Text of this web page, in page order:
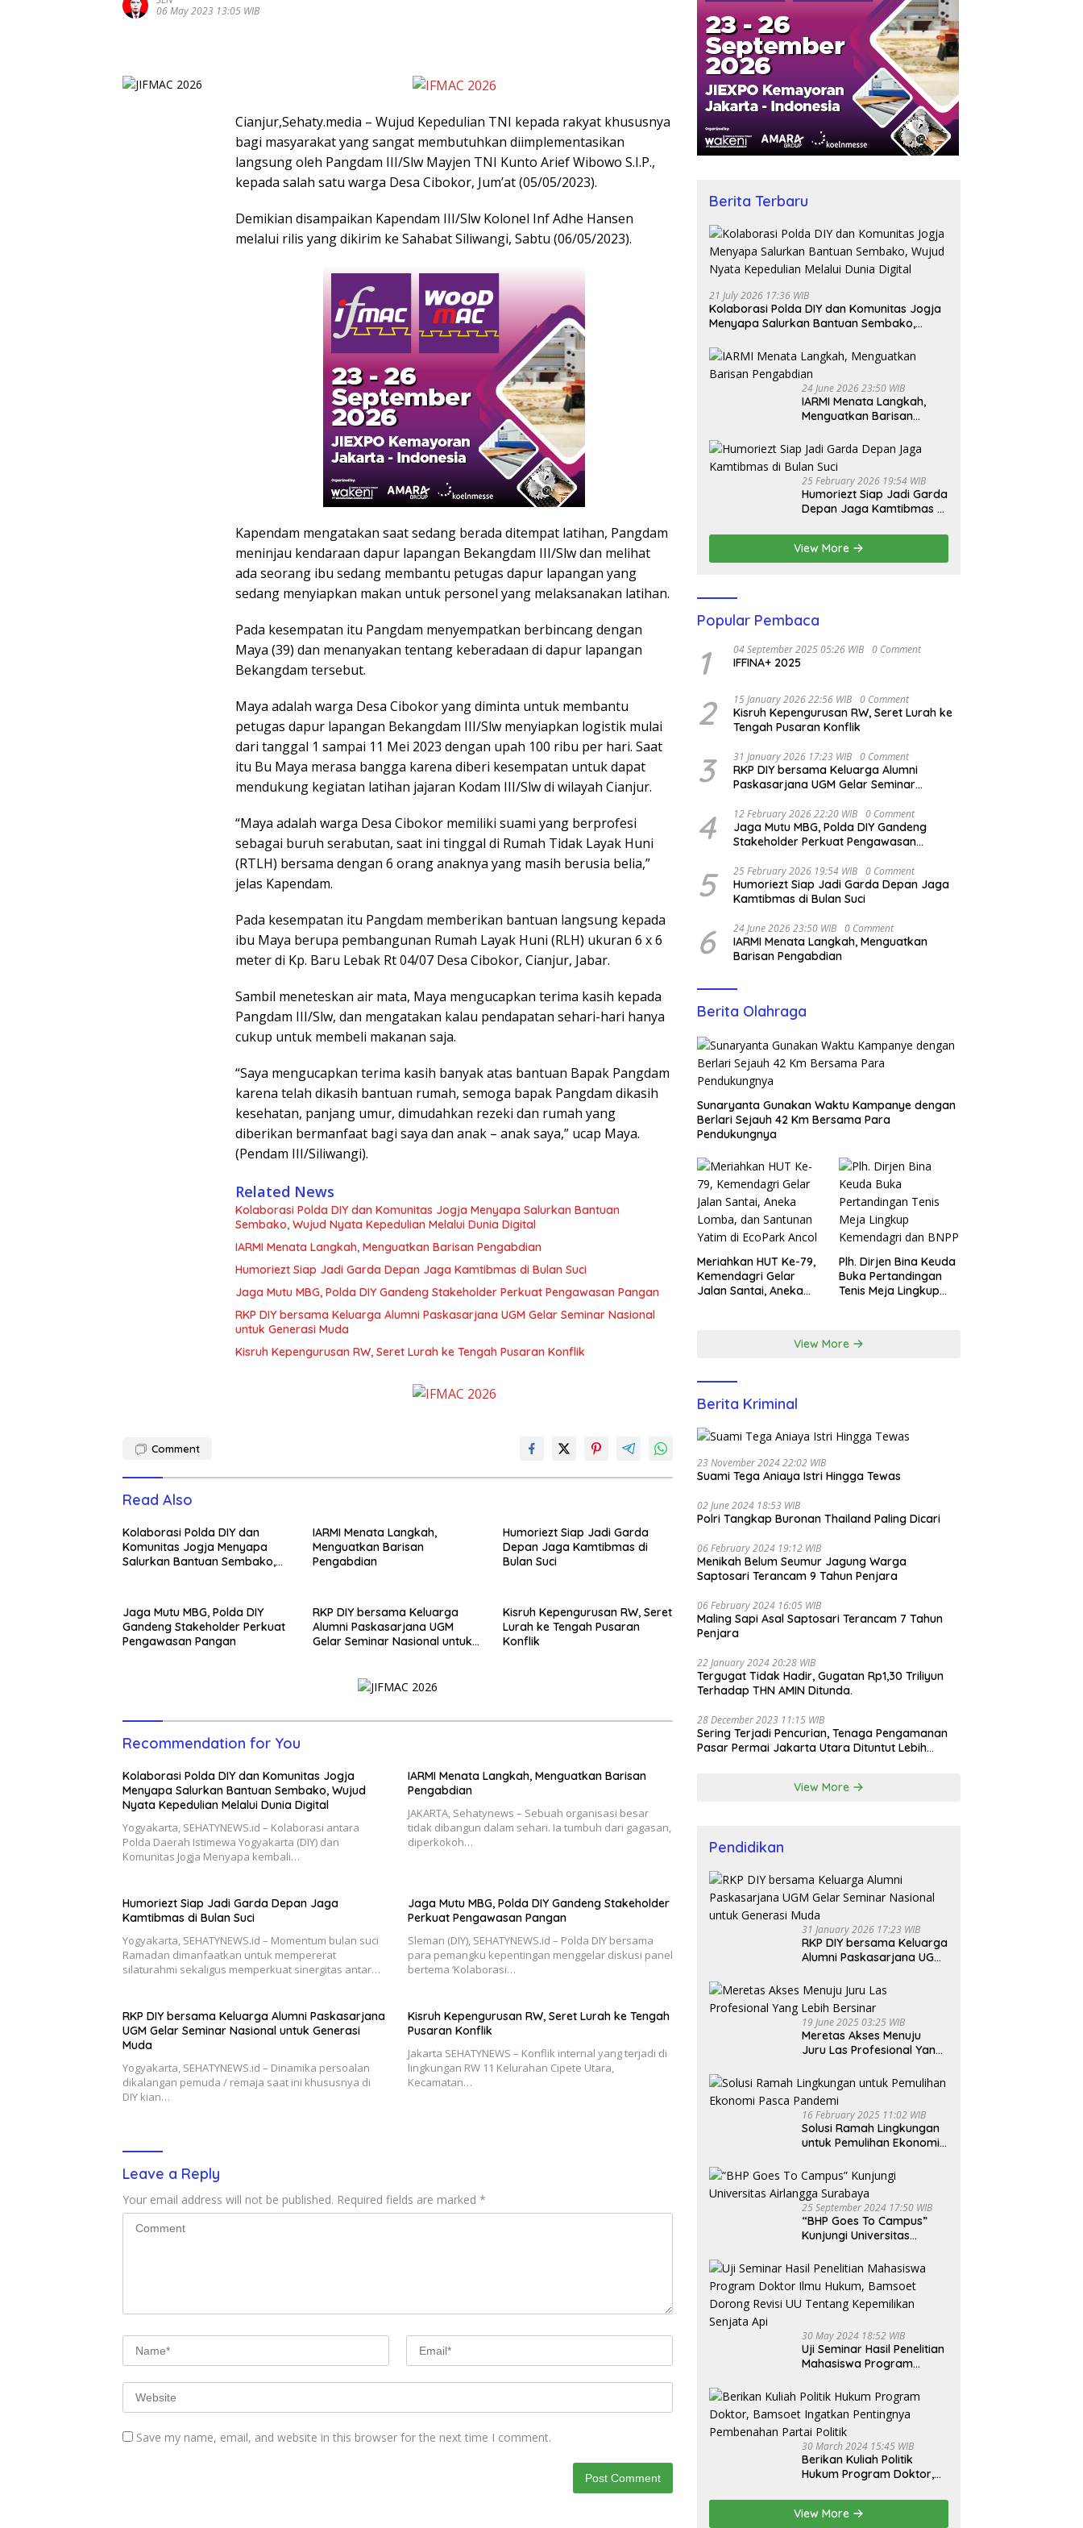
06 May 2023 13:05 WIB
Cianjur,Sehaty.media – Wujud Kepedulian TNI kepada rakyat khususnya
bagi masyarakat yang sangat membutuhkan diimplementasikan
langsung oleh Pangdam III/Slw Mayjen TNI Kunto Arief Wibowo S.I.P.,
kepada salah satu warga Desa Cibokor, Jum’at (05/05/2023).
Demikian disampaikan Kapendam III/Slw Kolonel Inf Adhe Hansen
melalui rilis yang dikirim ke Sahabat Siliwangi, Sabtu (06/05/2023).
Kapendam mengatakan saat sedang berada ditempat latihan, Pangdam
meninjau kendaraan dapur lapangan Bekangdam III/Slw dan melihat
ada seorang ibu sedang membantu petugas dapur lapangan yang
sedang menyiapkan makan untuk personel yang melaksanakan latihan.
Pada kesempatan itu Pangdam menyempatkan berbincang dengan
Maya (39) dan menanyakan tentang keberadaan di dapur lapangan
Bekangdam tersebut.
Maya adalah warga Desa Cibokor yang diminta untuk membantu
petugas dapur lapangan Bekangdam III/Slw menyiapkan logistik mulai
dari tanggal 1 sampai 11 Mei 2023 dengan upah 100 ribu per hari. Saat
itu Bu Maya merasa bangga karena diberi kesempatan untuk dapat
mendukung kegiatan latihan jajaran Kodam III/Slw di wilayah Cianjur.
“Maya adalah warga Desa Cibokor memiliki suami yang berprofesi
sebagai buruh serabutan, saat ini tinggal di Rumah Tidak Layak Huni
(RTLH) bersama dengan 6 orang anaknya yang masih berusia belia,”
jelas Kapendam.
Pada kesempatan itu Pangdam memberikan bantuan langsung kepada
ibu Maya berupa pembangunan Rumah Layak Huni (RLH) ukuran 6 x 6
meter di Kp. Baru Lebak Rt 04/07 Desa Cibokor, Cianjur, Jabar.
Sambil meneteskan air mata, Maya mengucapkan terima kasih kepada
Pangdam III/Slw, dan mengatakan kalau pendapatan sehari-hari hanya
cukup untuk membeli makanan saja.
“Saya mengucapkan terima kasih banyak atas bantuan Bapak Pangdam
karena telah dikasih bantuan rumah, semoga bapak Pangdam dikasih
kesehatan, panjang umur, dimudahkan rezeki dan rumah yang
diberikan bermanfaat bagi saya dan anak – anak saya,” ucap Maya.
(Pendam III/Siliwangi).
Related News
Kolaborasi Polda DIY dan Komunitas Jogja Menyapa Salurkan Bantuan
Sembako, Wujud Nyata Kepedulian Melalui Dunia Digital
IARMI Menata Langkah, Menguatkan Barisan Pengabdian
Humoriezt Siap Jadi Garda Depan Jaga Kamtibmas di Bulan Suci
Jaga Mutu MBG, Polda DIY Gandeng Stakeholder Perkuat Pengawasan Pangan
RKP DIY bersama Keluarga Alumni Paskasarjana UGM Gelar Seminar Nasional
untuk Generasi Muda
Kisruh Kepengurusan RW, Seret Lurah ke Tengah Pusaran Konflik
Comment
Read Also
Kolaborasi Polda DIY dan
Komunitas Jogja Menyapa
Salurkan Bantuan Sembako,
IARMI Menata Langkah,
Menguatkan Barisan
Pengabdian
Humoriezt Siap Jadi Garda
Depan Jaga Kamtibmas di
Bulan Suci
Jaga Mutu MBG, Polda DIY
Gandeng Stakeholder Perkuat
Pengawasan Pangan
RKP DIY bersama Keluarga
Alumni Paskasarjana UGM
Gelar Seminar Nasional untuk
Kisruh Kepengurusan RW, Seret
Lurah ke Tengah Pusaran
Konflik
Recommendation for You
Kolaborasi Polda DIY dan Komunitas Jogja
Menyapa Salurkan Bantuan Sembako, Wujud
Nyata Kepedulian Melalui Dunia Digital
Yogyakarta, SEHATYNEWS.id – Kolaborasi antara
Polda Daerah Istimewa Yogyakarta (DIY) dan
Komunitas Jogja Menyapa kembali…
IARMI Menata Langkah, Menguatkan Barisan
Pengabdian
JAKARTA, Sehatynews – Sebuah organisasi besar
tidak dibangun dalam sehari. Ia tumbuh dari gagasan,
diperkokoh…
Humoriezt Siap Jadi Garda Depan Jaga
Kamtibmas di Bulan Suci
Yogyakarta, SEHATYNEWS.id – Momentum bulan suci
Ramadan dimanfaatkan untuk mempererat
silaturahmi sekaligus memperkuat sinergitas antar…
Jaga Mutu MBG, Polda DIY Gandeng Stakeholder
Perkuat Pengawasan Pangan
Sleman (DIY), SEHATYNEWS.id – Polda DIY bersama
para pemangku kepentingan menggelar diskusi panel
bertema ‘Kolaborasi…
RKP DIY bersama Keluarga Alumni Paskasarjana
UGM Gelar Seminar Nasional untuk Generasi
Muda
Yogyakarta, SEHATYNEWS.id – Dinamika persoalan
dikalangan pemuda / remaja saat ini khususnya di
DIY kian…
Kisruh Kepengurusan RW, Seret Lurah ke Tengah
Pusaran Konflik
Jakarta SEHATYNEWS – Konflik internal yang terjadi di
lingkungan RW 11 Kelurahan Cipete Utara,
Kecamatan…
Leave a Reply
Your email address will not be published. Required fields are marked *
Save my name, email, and website in this browser for the next time I comment.
Berita Terbaru
21 July 2026 17:36 WIB
Kolaborasi Polda DIY dan Komunitas Jogja
Menyapa Salurkan Bantuan Sembako,
Digital
24 June 2026 23:50 WIB
IARMI Menata Langkah,
Menguatkan Barisan
25 February 2026 19:54 WIB
Humoriezt Siap Jadi Garda
Depan Jaga Kamtibmas di
View More
Popular Pembaca
1 04 September 2025 05:26 WIB 0 Comment
IFFINA+ 2025
2 15 January 2026 22:56 WIB 0 Comment
Kisruh Kepengurusan RW, Seret Lurah ke
Tengah Pusaran Konflik
3 31 January 2026 17:23 WIB 0 Comment
RKP DIY bersama Keluarga Alumni
Paskasarjana UGM Gelar Seminar
4 12 February 2026 22:20 WIB 0 Comment
Jaga Mutu MBG, Polda DIY Gandeng
Stakeholder Perkuat Pengawasan
5 25 February 2026 19:54 WIB 0 Comment
Humoriezt Siap Jadi Garda Depan Jaga
Kamtibmas di Bulan Suci
6 24 June 2026 23:50 WIB 0 Comment
IARMI Menata Langkah, Menguatkan
Barisan Pengabdian
Berita Olahraga
Sunaryanta Gunakan Waktu Kampanye dengan
Berlari Sejauh 42 Km Bersama Para
Pendukungnya
Meriahkan HUT Ke-79,
Kemendagri Gelar
Jalan Santai, Aneka
Plh. Dirjen Bina Keuda
Buka Pertandingan
Tenis Meja Lingkup
View More
Berita Kriminal
23 November 2024 22:02 WIB
Suami Tega Aniaya Istri Hingga Tewas
02 June 2024 18:53 WIB
Polri Tangkap Buronan Thailand Paling Dicari
06 February 2024 19:12 WIB
Menikah Belum Seumur Jagung Warga
Saptosari Terancam 9 Tahun Penjara
06 February 2024 16:05 WIB
Maling Sapi Asal Saptosari Terancam 7 Tahun
Penjara
22 January 2024 20:28 WIB
Tergugat Tidak Hadir, Gugatan Rp1,30 Triliyun
Terhadap THN AMIN Ditunda.
28 December 2023 11:15 WIB
Sering Terjadi Pencurian, Tenaga Pengamanan
Pasar Permai Jakarta Utara Dituntut Lebih
View More
Pendidikan
31 January 2026 17:23 WIB
RKP DIY bersama Keluarga
Alumni Paskasarjana UGM
untuk Generasi Muda
19 June 2025 03:25 WIB
Meretas Akses Menuju
Juru Las Profesional Yang
16 February 2025 11:02 WIB
Solusi Ramah Lingkungan
untuk Pemulihan Ekonomi
25 September 2024 17:50 WIB
“BHP Goes To Campus”
Kunjungi Universitas
30 May 2024 18:52 WIB
Uji Seminar Hasil Penelitian
Mahasiswa Program
Bamsoet Dorong Revisi UU
Tentang Kepemilikan
Senjata Api
30 March 2024 15:45 WIB
Berikan Kuliah Politik
Hukum Program Doktor,
Pentingnya Pembenahan
Partai Politik
View More